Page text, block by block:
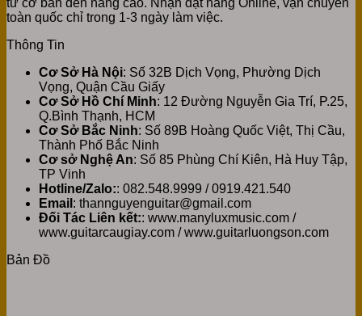
từ cơ bản đến nâng cao. Nhận đặt hàng Online, vận chuyển
toàn quốc chỉ trong 1-3 ngày làm việc.
Thông Tin
Cơ Sở Hà Nội: Số 32B Dịch Vọng, Phường Dịch
Vọng, Quận Cầu Giấy
Cơ Sở Hồ Chí Minh: 12 Đường Nguyễn Gia Trí, P.25,
Q.Bình Thạnh, HCM
Cơ Sở Bắc Ninh: Số 89B Hoàng Quốc Việt, Thị Cầu,
Thành Phố Bắc Ninh
Cơ sở Nghệ An: Số 85 Phùng Chí Kiên, Hà Huy Tập,
TP Vinh
Hotline/Zalo:: 082.548.9999 / 0919.421.540
Email : thannguyenguitar@gmail.com
Đối Tác Liên kết:: www.manyluxmusic.com /
www.guitarcaugiay.com / www.guitarluongson.com
Bản Đồ